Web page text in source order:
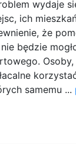
wydaje
ich
że
będzie
samemu ...